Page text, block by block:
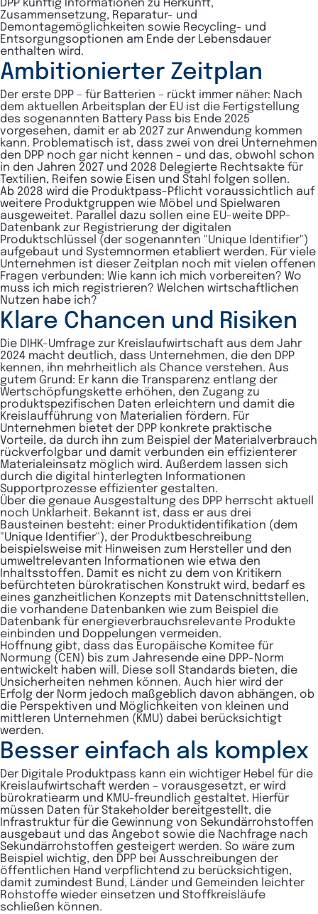
DPP künftig Informationen zu Herkunft,
Zusammensetzung, Reparatur- und
Demontagemöglichkeiten sowie Recycling- und
Entsorgungsoptionen am Ende der Lebensdauer
enthalten wird.
Ambitionierter Zeitplan
Der erste DPP – für Batterien – rückt immer näher: Nach
dem aktuellen Arbeitsplan der EU ist die Fertigstellung
des sogenannten Battery Pass bis Ende 2025
vorgesehen, damit er ab 2027 zur Anwendung kommen
kann. Problematisch ist, dass zwei von drei Unternehmen
den DPP noch gar nicht kennen – und das, obwohl schon
in den Jahren 2027 und 2028 Delegierte Rechtsakte für
Textilien, Reifen sowie Eisen und Stahl folgen sollen.
Ab 2028 wird die Produktpass-Pflicht voraussichtlich auf
weitere Produktgruppen wie Möbel und Spielwaren
ausgeweitet. Parallel dazu sollen eine EU-weite DPP-
Datenbank zur Registrierung der digitalen
Produktschlüssel (der sogenannten "Unique Identifier")
aufgebaut und Systemnormen etabliert werden. Für viele
Unternehmen ist dieser Zeitplan noch mit vielen offenen
Fragen verbunden: Wie kann ich mich vorbereiten? Wo
muss ich mich registrieren? Welchen wirtschaftlichen
Nutzen habe ich?
Klare Chancen und Risiken
Die DIHK-Umfrage zur Kreislaufwirtschaft aus dem Jahr
2024 macht deutlich, dass Unternehmen, die den DPP
kennen, ihn mehrheitlich als Chance verstehen. Aus
gutem Grund: Er kann die Transparenz entlang der
Wertschöpfungskette erhöhen, den Zugang zu
produktspezifischen Daten erleichtern und damit die
Kreislaufführung von Materialien fördern. Für
Unternehmen bietet der DPP konkrete praktische
Vorteile, da durch ihn zum Beispiel der Materialverbrauch
rückverfolgbar und damit verbunden ein effizienterer
Materialeinsatz möglich wird. Außerdem lassen sich
durch die digital hinterlegten Informationen
Supportprozesse effizienter gestalten.
Über die genaue Ausgestaltung des DPP herrscht aktuell
noch Unklarheit. Bekannt ist, dass er aus drei
Bausteinen besteht: einer Produktidentifikation (dem
"Unique Identifier"), der Produktbeschreibung
beispielsweise mit Hinweisen zum Hersteller und den
umweltrelevanten Informationen wie etwa den
Inhaltsstoffen. Damit es nicht zu dem von Kritikern
befürchteten bürokratischen Konstrukt wird, bedarf es
eines ganzheitlichen Konzepts mit Datenschnittstellen,
die vorhandene Datenbanken wie zum Beispiel die
Datenbank für energieverbrauchsrelevante Produkte
einbinden und Doppelungen vermeiden.
Hoffnung gibt, dass das Europäische Komitee für
Normung (CEN) bis zum Jahresende eine DPP-Norm
entwickelt haben will. Diese soll Standards bieten, die
Unsicherheiten nehmen können. Auch hier wird der
Erfolg der Norm jedoch maßgeblich davon abhängen, ob
die Perspektiven und Möglichkeiten von kleinen und
mittleren Unternehmen (KMU) dabei berücksichtigt
werden.
Besser einfach als komplex
Der Digitale Produktpass kann ein wichtiger Hebel für die
Kreislaufwirtschaft werden – vorausgesetzt, er wird
bürokratiearm und KMU-freundlich gestaltet. Hierfür
müssen Daten für Stakeholder bereitgestellt, die
Infrastruktur für die Gewinnung von Sekundärrohstoffen
ausgebaut und das Angebot sowie die Nachfrage nach
Sekundärrohstoffen gesteigert werden. So wäre zum
Beispiel wichtig, den DPP bei Ausschreibungen der
öffentlichen Hand verpflichtend zu berücksichtigen,
damit zumindest Bund, Länder und Gemeinden leichter
Rohstoffe wieder einsetzen und Stoffkreisläufe
schließen können.